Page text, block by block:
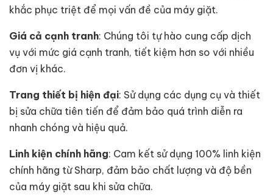
khắc phục triệt để mọi vấn đề của máy giặt.
Giá cả cạnh tranh: Chúng tôi tự hào cung cấp dịch
vụ với mức giá cạnh tranh, tiết kiệm hơn so với nhiều
đơn vị khác.
Trang thiết bị hiện đại: Sử dụng các dụng cụ và thiết
bị sửa chữa tiên tiến để đảm bảo quá trình diễn ra
nhanh chóng và hiệu quả.
Linh kiện chính hãng: Cam kết sử dụng 100% linh kiện
chính hãng từ Sharp, đảm bảo chất lượng và độ bền
của máy giặt sau khi sửa chữa.